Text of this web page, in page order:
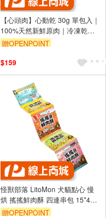
【心頭肉】心動乾 30g 單包入｜
100%天然新鮮原肉｜冷凍乾燥
鎖住營養 ｜不添加任何調味
贈OPENPOINT
$159
怪獸部落 LitoMon 犬貓點心 慢
烘 搖搖鮮肉酥 四連串包 15*4包/
串 犬貓零食 台灣製
贈OPENPOINT